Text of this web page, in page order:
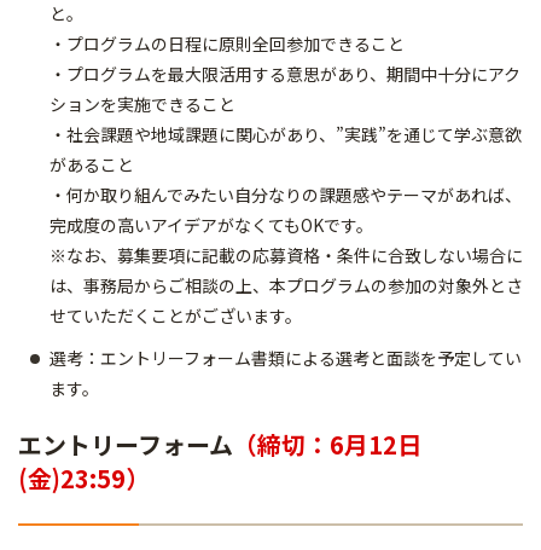
と。
・プログラムの日程に原則全回参加できること
・プログラムを最大限活用する意思があり、期間中十分にアク
ションを実施できること
・社会課題や地域課題に関心があり、”実践”を通じて学ぶ意欲
があること
・何か取り組んでみたい自分なりの課題感やテーマがあれば、
完成度の高いアイデアがなくてもOKです。
※なお、募集要項に記載の応募資格・条件に合致しない場合に
は、事務局からご相談の上、本プログラムの参加の対象外とさ
せていただくことがございます。
選考：エントリーフォーム書類による選考と面談を予定してい
ます。
エントリーフォーム （締切：6月12日
(金)23:59）